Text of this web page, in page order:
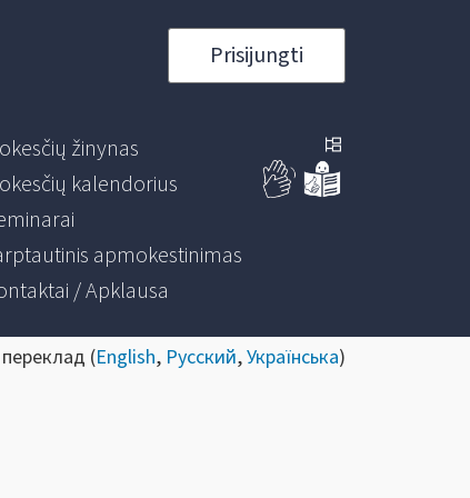
Prisijungti
žinynas
kalendorius
apmokestinimas
/ Apklausa
(English, Русский,Українська)